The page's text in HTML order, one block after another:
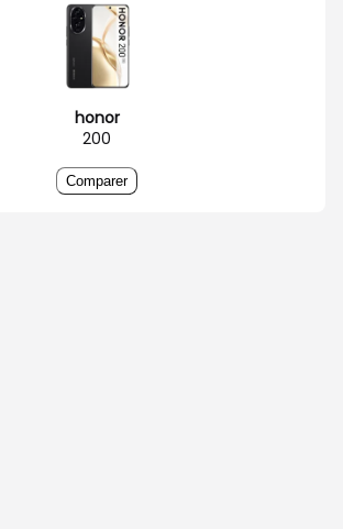
honor
200
Comparer